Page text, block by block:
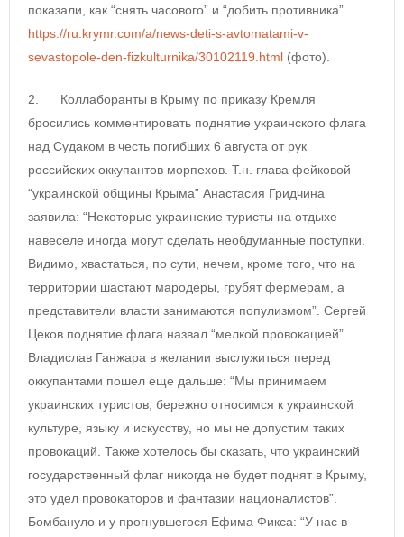
показали, как “снять часового” и “добить противника”
https://ru.krymr.com/a/news-deti-s-avtomatami-v-
sevastopole-den-fizkulturnika/30102119.html (фото).
2. Коллаборанты в Крыму по приказу Кремля
бросились комментировать поднятие украинского флага
над Судаком в честь погибших 6 августа от рук
российских оккупантов морпехов. Т.н. глава фейковой
“украинской общины Крыма” Анастасия Гридчина
заявила: “Некоторые украинские туристы на отдыхе
навеселе иногда могут сделать необдуманные поступки.
Видимо, хвастаться, по сути, нечем, кроме того, что на
территории шастают мародеры, грубят фермерам, а
представители власти занимаются популизмом”. Сергей
Цеков поднятие флага назвал “мелкой провокацией”.
Владислав Ганжара в желании выслужиться перед
оккупантами пошел еще дальше: “Мы принимаем
украинских туристов, бережно относимся к украинской
культуре, языку и искусству, но мы не допустим таких
провокаций. Также хотелось бы сказать, что украинский
государственный флаг никогда не будет поднят в Крыму,
это удел провокаторов и фантазии националистов”.
Бомбануло и у прогнувшегося Ефима Фикса: “У нас в